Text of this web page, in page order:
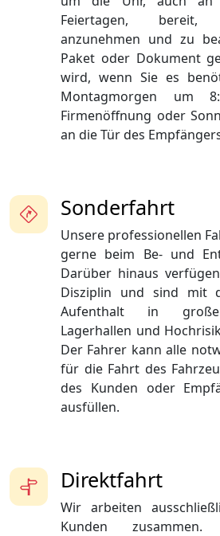
Sonderfahrt
Unsere professionellen
gerne beim Be- und
Darüber hinaus
Disziplin und sind mit
Aufenthalt in
Lagerhallen und
Der Fahrer kann alle
für die Fahrt des
des Kunden oder
ausfüllen.
Direktfahrt
Wir arbeiten
Kunden
Feiertagen,
anzunehmen und zu
Paket oder Dokument
wird, wenn Sie es
Montagmorgen um
Firmenöffnung oder
an die Tür des